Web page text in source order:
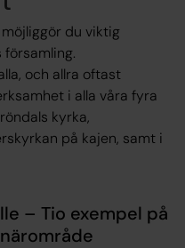
du viktig
och allra oftast
i alla våra fyra
kyrka,
på kajen, samt i
– Tio exempel på